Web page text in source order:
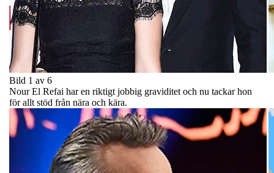
Bild 1 av 6
Nour El Refai har en riktigt jobbig graviditet och nu tackar hon
för allt stöd från nära och kära.